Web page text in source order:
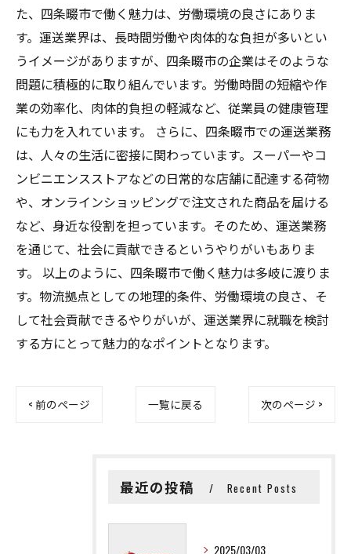
た、四条畷市で働く魅力は、労働環境の良さにありま
す。運送業界は、長時間労働や肉体的な負担が多いとい
うイメージがありますが、四条畷市の企業はそのような
問題に積極的に取り組んでいます。労働時間の短縮や作
業の効率化、肉体的負担の軽減など、従業員の健康管理
にも力を入れています。 さらに、四条畷市での運送業務
は、人々の生活に密接に関わっています。スーパーやコ
ンビニエンスストアなどの日常的な店舗に配達する荷物
や、オンラインショッピングで注文された商品を届ける
など、身近な役割を担っています。そのため、運送業務
を通じて、社会に貢献できるというやりがいもありま
す。 以上のように、四条畷市で働く魅力は多岐に渡りま
す。物流拠点としての地理的条件、労働環境の良さ、そ
して社会貢献できるやりがいが、運送業界に就職を検討
する方にとって魅力的なポイントとなります。
< 前のページ 一覧に戻る 次のページ >
最近の投稿 Recent Posts
2025/03/03